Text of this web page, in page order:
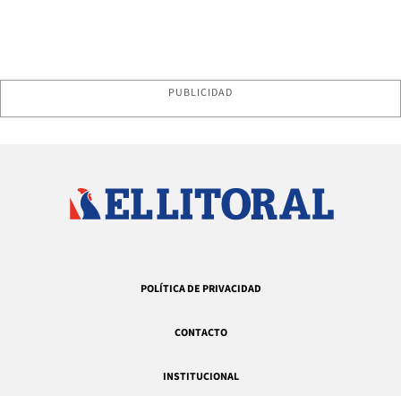
PUBLICIDAD
POLÍTICA DE PRIVACIDAD
CONTACTO
INSTITUCIONAL